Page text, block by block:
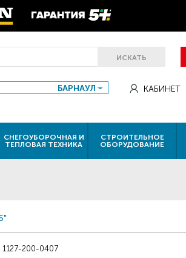
ИСКАТЬ
БАРНАУЛ КАБИНЕТ
СНЕГОУБОРОЧНАЯ И
ТЕПЛОВАЯ ТЕХНИКА
СТРОИТЕЛЬНОЕ
ОБОРУДОВАНИЕ
1127-200-0407